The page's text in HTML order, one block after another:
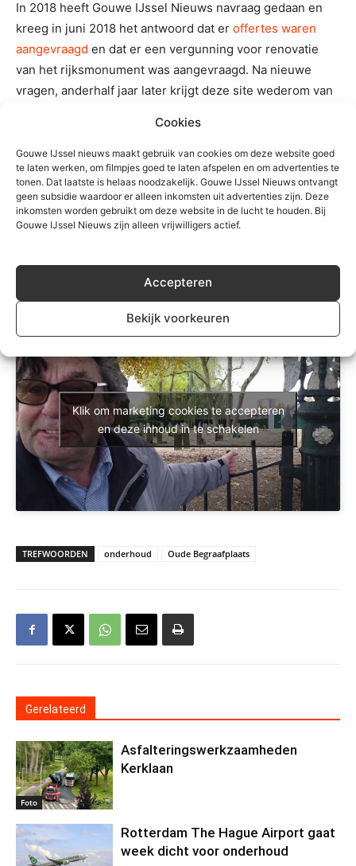
Cookies
Gouwe IJssel nieuws maakt gebruik van cookies om deze website goed
te laten werken, om filmpjes goed te laten afspelen en om advertenties te
tonen. Dat laatste is helaas noodzakelijk. Gouwe IJssel Nieuws ontvangt
geen subsidie waardoor er alleen inkomsten uit advertenties zijn. Deze
inkomsten worden gebruikt om deze website in de lucht te houden. Bij
Gouwe IJssel Nieuws zijn alleen vrijwilligers actief.
Accepteren
Bekijk voorkeuren
In 2018 heeft Gouwe IJssel Nieuws navraag gedaan en
kreeg in juni 2018 het antwoord dat er offertes waren
aangevraagd en dat er een vergunning voor renovatie
van het rijksmonument was aangevraagd. Na nieuwe
vragen, anderhalf jaar later krijgt deze site wederom van
gebeuren. Op maandag 18 november werd de belofte iets
exacter, in het voorjaar van 2020 moet het dan echt gaan
gebeuren.
Den Boer vreest het ergste : “Als je geen onderhoud
uitvoert dan krijgt je dit, dan vrees je al dat er straks een
“. Maar bij de belofte van het voorjaar
is er toch een sprankje hoop bij hem gekomen.
Klik om marketing cookies te accepteren
en deze inhoud in te schakelen
TREFWOORDEN onderhoud Oude Begraafplaats
Gerelateerd
Foto
Asfalteringswerkzaamheden
Kerklaan
Rotterdam The Hague Airport gaat
week dicht voor onderhoud